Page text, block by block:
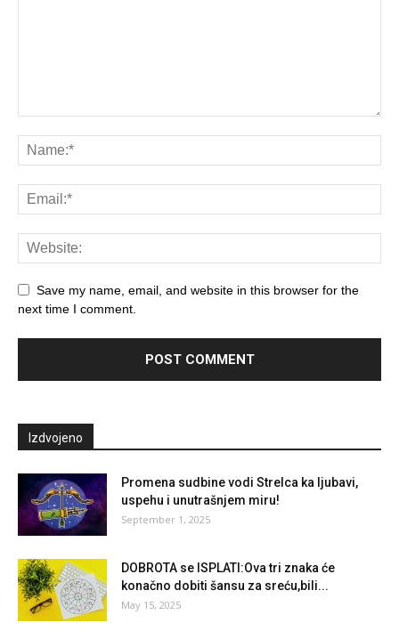
Save my name, email, and website in this browser for the
next time I comment.
Izdvojeno
Promena sudbine vodi Strelca ka ljubavi,
uspehu i unutrašnjem miru!
September 1, 2025
DOBROTA se ISPLATI:Ova tri znaka će
konačno dobiti šansu za sreću,bili...
May 15, 2025